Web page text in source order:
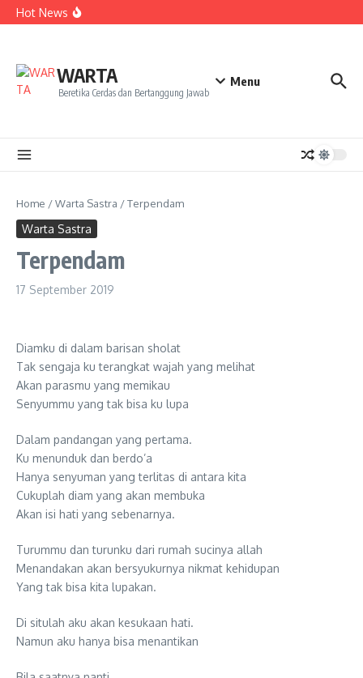
Lewati ke konten
Hot News
ke NCC 4 Bali
Sukseskan Kerja Bakti di Anjungan Melancar
WARTA
Beretika Cerdas dan Bertanggung Jawab
Menu
Home /Warta Sastra /Terpendam
Warta Sastra
Terpendam
17 September 2019
Diamku di dalam barisan sholat
Tak sengaja ku terangkat wajah yang melihat
Akan parasmu yang memikau
Senyummu yang tak bisa ku lupa
Dalam pandangan yang pertama.
Ku menunduk dan berdo’a
Hanya senyuman yang terlitas di antara kita
Cukuplah diam yang akan membuka
Akan isi hati yang sebenarnya.
Turummu dan turunku dari rumah sucinya allah
Menandakan akan bersyukurnya nikmat kehidupan
Yang tak bisa kita lupakan.
Di situlah aku akan kesukaan hati.
Namun aku hanya bisa menantikan